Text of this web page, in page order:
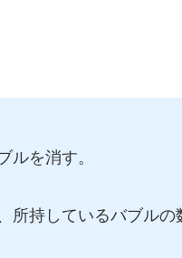
ルを消す。
所持しているバブルの